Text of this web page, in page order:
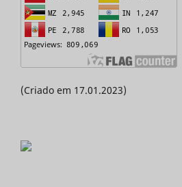
(Criado em 17.01.2023)